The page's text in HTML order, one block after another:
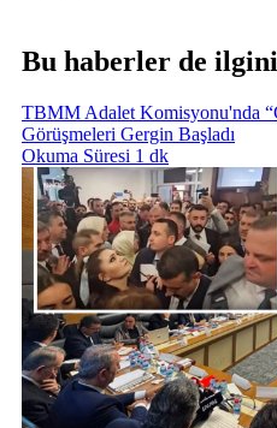
Bu haberler de
TBMM Adalet Komisyonu'nda
Görüşmeleri Gergin Başladı
Okuma Süresi 1 dk